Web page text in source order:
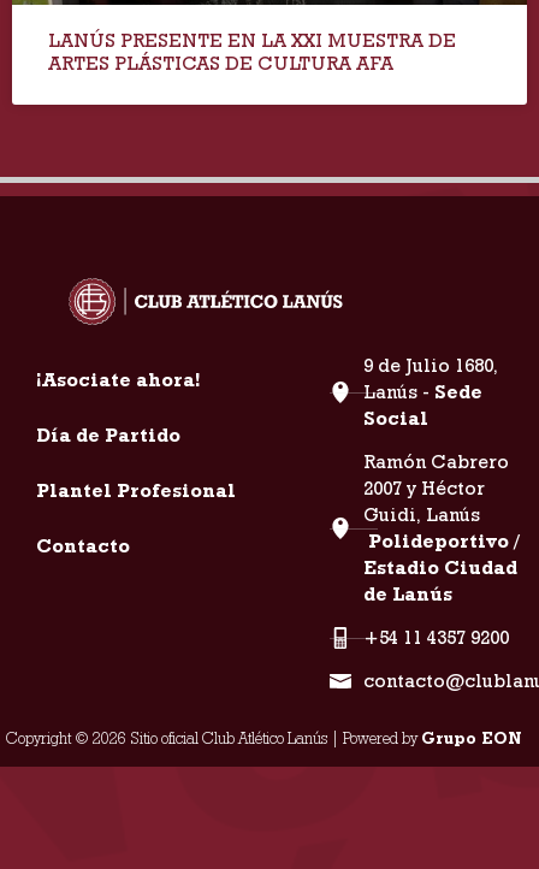
LANÚS PRESENTE EN LA XXI MUESTRA DE
ARTES PLÁSTICAS DE CULTURA AFA
¡Asociate ahora!
Día de Partido
Plantel Profesional
Contacto
9 de Julio 1680,
Lanús - Sede
Social
Ramón Cabrero
2007 y Héctor
Guidi, Lanús
Polideportivo /
Estadio Ciudad
de Lanús
+54 11 4357 9200
Copyright © 2026 Sitio oficial Club Atlético Lanús | Powered byGrupo EON